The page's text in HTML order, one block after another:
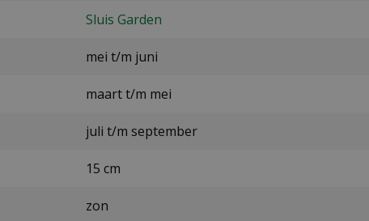
Sluis Garden
mei t/m juni
maart t/m mei
juli t/m september
15 cm
zon